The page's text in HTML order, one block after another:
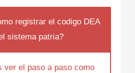
registrar el codigo DEA
sistema patria?
ver el paso a paso como